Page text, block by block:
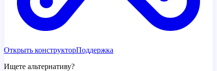
Открыть конструкторПоддержка
Ищете альтернативу?